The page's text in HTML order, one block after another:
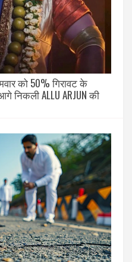
को 50% गिरावट के
निकली ALLU ARJUN की